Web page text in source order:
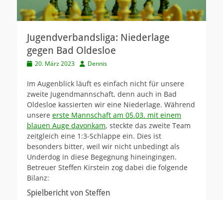
Jugendverbandsliga: Niederlage
gegen Bad Oldesloe
Veröffentlicht
20. März 2023 AutorDennis
Im Augenblick läuft es einfach nicht für unsere
zweite Jugendmannschaft, denn auch in Bad
Oldesloe kassierten wir eine Niederlage. Während
unsere erste Mannschaft am 05.03. mit einem
blauen Auge davonkam, steckte das zweite Team
zeitgleich eine 1:3-Schlappe ein. Dies ist
besonders bitter, weil wir nicht unbedingt als
Underdog in diese Begegnung hineingingen.
Betreuer Steffen Kirstein zog dabei die folgende
Bilanz:
Spielbericht von Steffen